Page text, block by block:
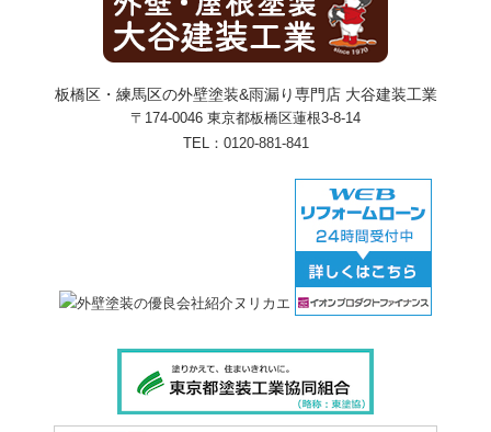
板橋区・練馬区の外壁塗装&雨漏り専門店 大谷建装工業
〒174-0046 東京都板橋区蓮根3-8-14
TEL： 0120-881-841